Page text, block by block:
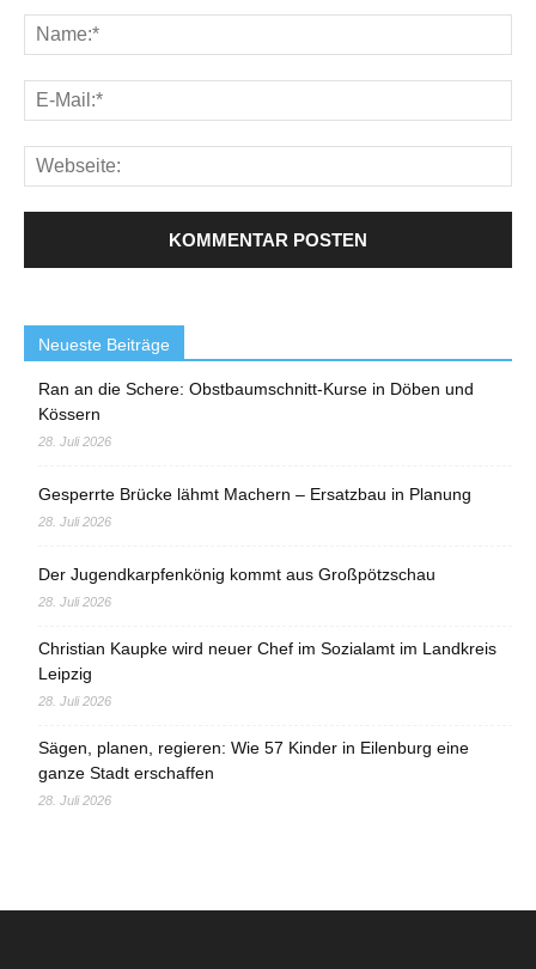
Neueste Beiträge
Ran an die Schere: Obstbaumschnitt-Kurse in Döben und
Kössern
28. Juli 2026
Gesperrte Brücke lähmt Machern – Ersatzbau in Planung
28. Juli 2026
Der Jugendkarpfenkönig kommt aus Großpötzschau
28. Juli 2026
Christian Kaupke wird neuer Chef im Sozialamt im Landkreis
Leipzig
28. Juli 2026
Sägen, planen, regieren: Wie 57 Kinder in Eilenburg eine
ganze Stadt erschaffen
28. Juli 2026